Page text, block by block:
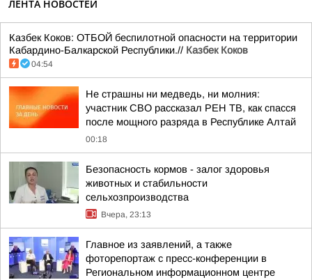
ЛЕНТА НОВОСТЕЙ
Казбек Коков: ОТБОЙ беспилотной опасности на территории
Кабардино-Балкарской Республики.// Казбек Коков
04:54
Не страшны ни медведь, ни молния:
участник СВО рассказал РЕН ТВ, как спасся
после мощного разряда в Республике Алтай
00:18
Безопасность кормов - залог здоровья
животных и стабильности
сельхозпроизводства
Вчера, 23:13
Главное из заявлений, а также
фоторепортаж с пресс-конференции в
Региональном информационном центре